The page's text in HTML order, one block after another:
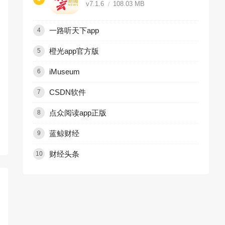
v7.1.6 108.03 MB
一路听天下app
4
橙光app官方版
5
iMuseum
6
CSDN软件
7
点众阅读app正版
8
蓝鲸财经
9
财经头条
10